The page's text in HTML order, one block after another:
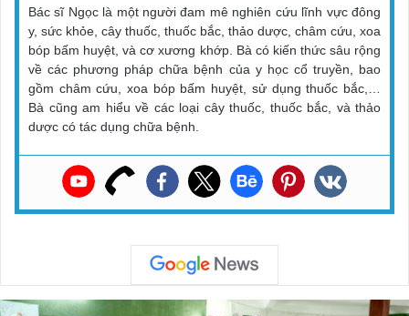
Bác sĩ Ngọc là một người đam mê nghiên cứu lĩnh vực đông
y, sức khỏe, cây thuốc, thuốc bắc, thảo dược, châm cứu, xoa
bóp bấm huyệt, và cơ xương khớp. Bà có kiến thức sâu rộng
về các phương pháp chữa bệnh của y học cổ truyền, bao
gồm châm cứu, xoa bóp bấm huyệt, sử dụng thuốc bắc,…
Bà cũng am hiểu về các loại cây thuốc, thuốc bắc, và thảo
dược có tác dụng chữa bệnh.